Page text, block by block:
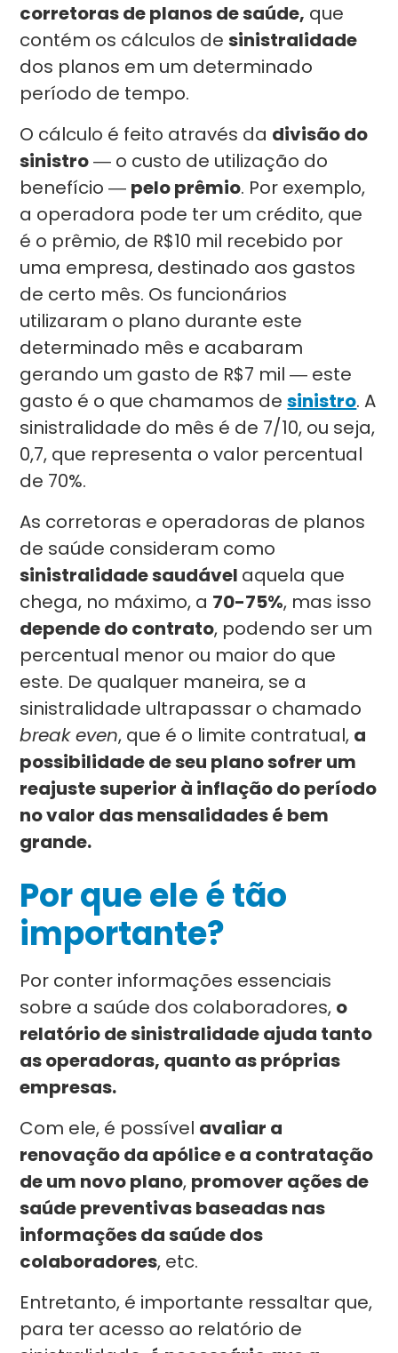
corretoras de planos de saúde, que
contém os cálculos desinistralidade
dos planos em um determinado
período de tempo.
O cálculo é feito através da divisão do
sinistro― o custo de utilização do
benefício ― pelo prêmio. Por exemplo,
a operadora pode ter um crédito, que
é o prêmio, de R$10 mil recebido por
uma empresa, destinado aos gastos
de certo mês. Os funcionários
utilizaram o plano durante este
determinado mês e acabaram
gerando um gasto de R$7 mil ― este
gasto é o que chamamos desinistro. A
sinistralidade do mês é de 7/10, ou seja,
0,7, que representa o valor percentual
de 70%.
As corretoras e operadoras de planos
de saúde consideram como
sinistralidade saudável aquela que
chega, no máximo, a 70-75%, mas isso
depende do contrato, podendo ser um
percentual menor ou maior do que
este. De qualquer maneira, se a
sinistralidade ultrapassar o chamado
break even, que é o limite contratual, a
possibilidade de seu plano sofrer um
reajuste superior à inflação do período
no valor das mensalidades é bem
grande.
Por que ele é tão
importante?
Por conter informações essenciais
sobre a saúde dos colaboradores, o
relatório de sinistralidade ajuda tanto
as operadoras, quanto as próprias
empresas.
Com ele, é possível avaliar a
renovação da apólice e a contratação
de um novo plano, promover ações de
saúde preventivas baseadas nas
informações da saúde dos
colaboradores, etc.
Entretanto, é importante ressaltar que,
para ter acesso ao relatório de